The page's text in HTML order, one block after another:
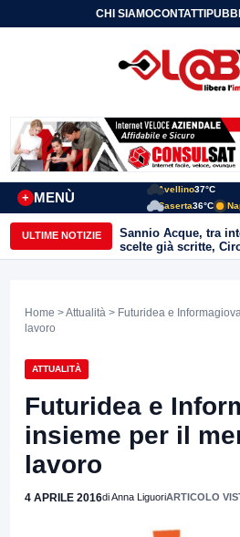
CHI SIAMOCONTATTI
MENÙ
+
Avellino37°C
Caserta36°C
ULTIME NOTIZIE
Sannio Acque, tra
scelte già scritte,
renda chiara la
Home >Attualità > Futuridea e
lavoro
ATTUALITÀ
Futuridea e
insieme per il
lavoro
4 APRILE 2016di Anna LiguoriARTICOLO